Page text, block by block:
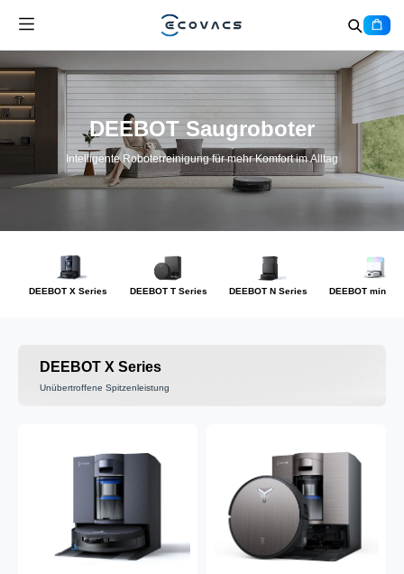
DEEBOT Saugroboter
Intelligente Roboterreinigung für mehr Komfort im Alltag
DEEBOT X Series DEEBOT T Series DEEBOT N Series DEEBOT mini
DEEBOT X Series
Unübertroffene Spitzenleistung